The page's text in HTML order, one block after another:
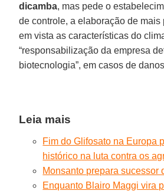
dicamba, mas pede o
de controle, a elaboração de mais
em vista as características do
“responsabilização da empresa
biotecnologia”, em casos de
Leia mais
Fim do Glifosato na Europa
histórico na luta contra os
Monsanto prepara sucessor
Enquanto Blairo Maggi vira